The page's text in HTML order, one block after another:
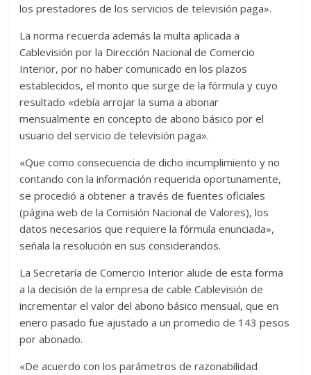
los prestadores de los servicios de televisión paga».
La norma recuerda además la multa aplicada a
Cablevisión por la Dirección Nacional de Comercio
Interior, por no haber comunicado en los plazos
establecidos, el monto que surge de la fórmula y cuyo
resultado «debía arrojar la suma a abonar
mensualmente en concepto de abono básico por el
usuario del servicio de televisión paga».
«Que como consecuencia de dicho incumplimiento y no
contando con la información requerida oportunamente,
se procedió a obtener a través de fuentes oficiales
(página web de la Comisión Nacional de Valores), los
datos necesarios que requiere la fórmula enunciada»,
señala la resolución en sus considerandos.
La Secretaría de Comercio Interior alude de esta forma
a la decisión de la empresa de cable Cablevisión de
incrementar el valor del abono básico mensual, que en
enero pasado fue ajustado a un promedio de 143 pesos
por abonado.
«De acuerdo con los parámetros de razonabilidad